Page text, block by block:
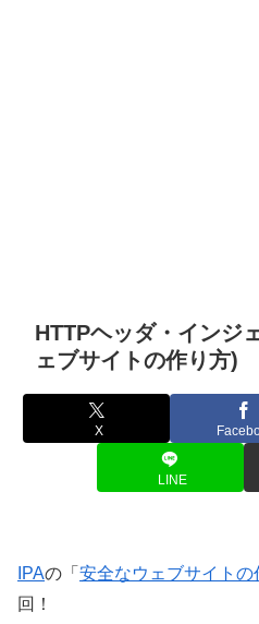
HTTPヘッダ・インジ
ェブサイトの作り方)
X
LINE
IPAの「 安全なウェブサイトの
回！